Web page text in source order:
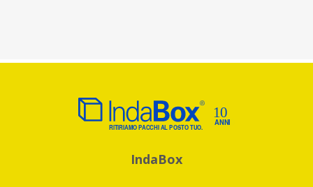
IndaBox